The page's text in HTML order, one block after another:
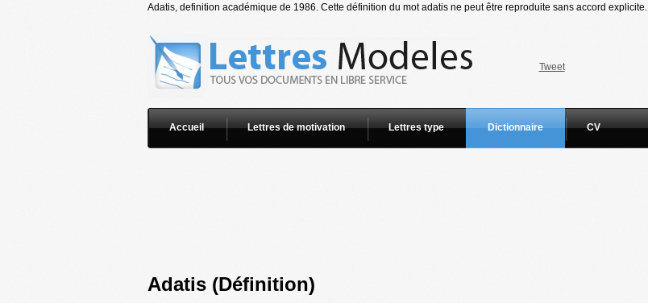
Adatis, definition académique de 1986. Cette définition du mot adatis ne peut être reproduite sans accord explicite.
Tweet
Accueil Lettres de motivation Lettres type Dictionnaire CV
Adatis (Définition)